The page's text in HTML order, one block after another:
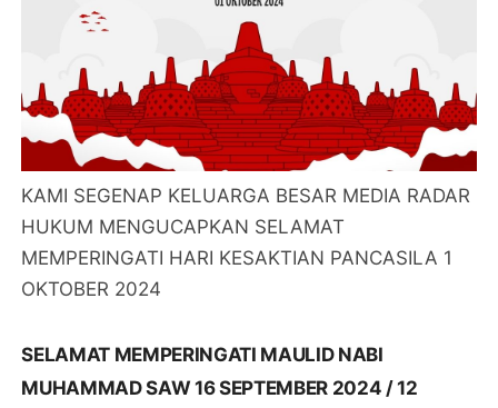
KAMI SEGENAP KELUARGA BESAR MEDIA RADAR
HUKUM MENGUCAPKAN SELAMAT
MEMPERINGATI HARI KESAKTIAN PANCASILA 1
OKTOBER 2024
SELAMAT MEMPERINGATI MAULID NABI
MUHAMMAD SAW 16 SEPTEMBER 2024 / 12